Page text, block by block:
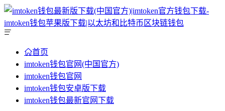
首页
imtoken钱包官网(中国官方)
imtoken钱包官网
imtoken钱包安卓版下载
imtoken钱包最新官网下载